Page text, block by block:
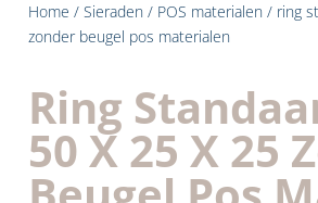
Home / Sieraden / POS materialen / ring
zonder beugel pos materialen
Ring
50 X 25 X 25